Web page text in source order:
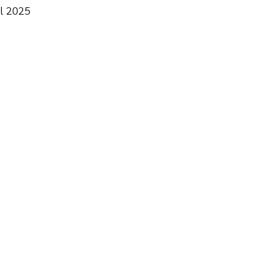
2025